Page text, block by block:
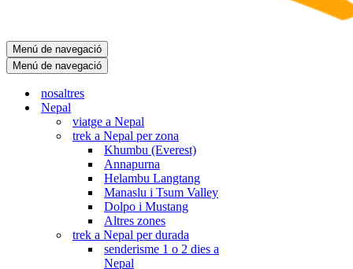
Menú de navegació
Menú de navegació
nosaltres
Nepal
viatge a Nepal
trek a Nepal per zona
Khumbu (Everest)
Annapurna
Helambu Langtang
Manaslu i Tsum Valley
Dolpo i Mustang
Altres zones
trek a Nepal per durada
senderisme 1 o 2 dies a
Nepal